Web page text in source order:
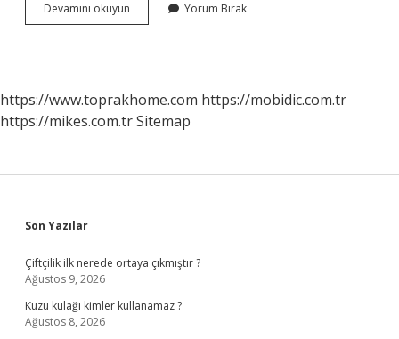
Devamını okuyun
Kemeri
Yorum Bırak
https://www.toprakhome.com https://mobidic.com.tr
https://mikes.com.trSitemap
Sidebar
Son Yazılar
Çiftçilik ilk nerede ortaya çıkmıştır ?
Ağustos 9, 2026
Kuzu kulağı kimler kullanamaz ?
Ağustos 8, 2026